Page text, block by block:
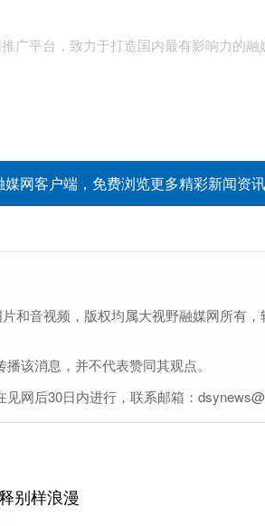
广平台，致力于打造国内最有影响力的融
媒网客户端，免费浏览更多精彩新闻资讯
和音视频，版权均属大视野融媒网所有，
该消息，并不代表赞同其观点。
网后30日内进行，联系邮箱：
别样浪漫